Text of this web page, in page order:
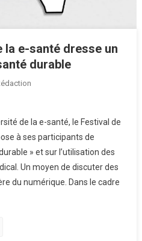
la e-santé dresse un
durable
de la e-santé, le Festival de
à ses participants de
» et sur l’utilisation des
Un moyen de discuter des
du numérique. Dans le cadre